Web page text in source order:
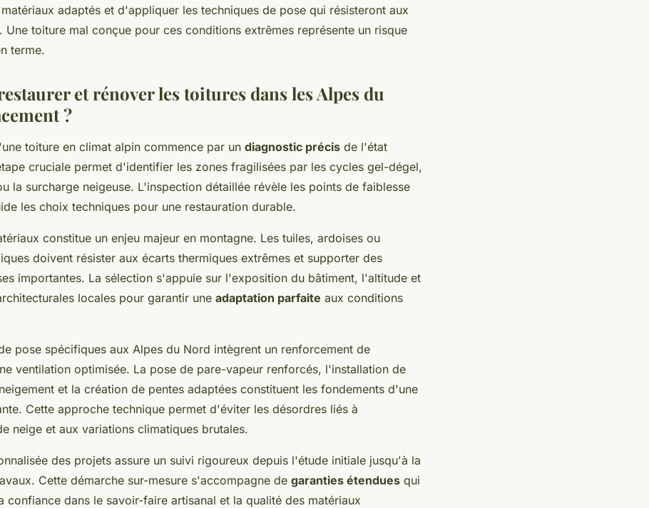
adaptés et d'appliquer les techniques de pose qui résisteront aux
Une toiture mal conçue pour ces conditions extrêmes représente un risque
terme.
et rénover les toitures dans les Alpes du
?
toiture en climat alpin commence par un diagnostic précis de l'état
cruciale permet d'identifier les zones fragilisées par les cycles gel-dégel,
la surcharge neigeuse. L'inspection détaillée révèle les points de faiblesse
les choix techniques pour une restauration durable.
constitue un enjeu majeur en montagne. Les tuiles, ardoises ou
doivent résister aux écarts thermiques extrêmes et supporter des
importantes. La sélection s'appuie sur l'exposition du bâtiment, l'altitude et
locales pour garantir une adaptation parfaite aux conditions
pose spécifiques aux Alpes du Nord intègrent un renforcement de
ventilation optimisée. La pose de pare-vapeur renforcés, l'installation de
et la création de pentes adaptées constituent les fondements d'une
Cette approche technique permet d'éviter les désordres liés à
neige et aux variations climatiques brutales.
des projets assure un suivi rigoureux depuis l'étude initiale jusqu'à la
Cette démarche sur-mesure s'accompagne de garanties étendues qui
confiance dans le savoir-faire artisanal et la qualité des matériaux